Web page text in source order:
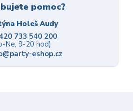
pomoc?
Holeš Audy
733 540 200
Ne, 9-20 hod)
eshop.cz